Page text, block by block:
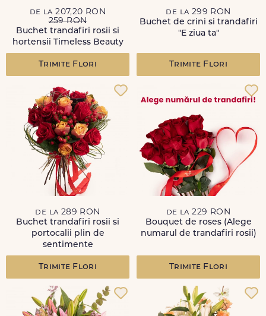
de la 207,20 RON
259 RON
Buchet trandafiri rosii si
hortensii Timeless Beauty
Trimite Flori
de la 299 RON
Buchet de crini si trandafiri
"E ziua ta"
Trimite Flori
de la 289 RON
Buchet trandafiri rosii si
portocalii plin de
sentimente
Trimite Flori
de la 229 RON
Bouquet de roses (Alege
numarul de trandafiri rosii)
Trimite Flori